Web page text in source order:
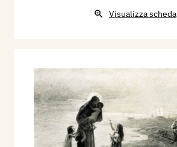
Visualizza scheda